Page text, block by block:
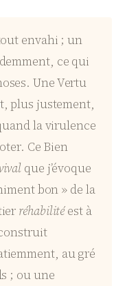
envahi ; un
ce qui
Une Vertu
plus justement,
la virulence
Ce Bien
que j’évoque
bon » de la
réhabilitéest à
au gré
; ou une